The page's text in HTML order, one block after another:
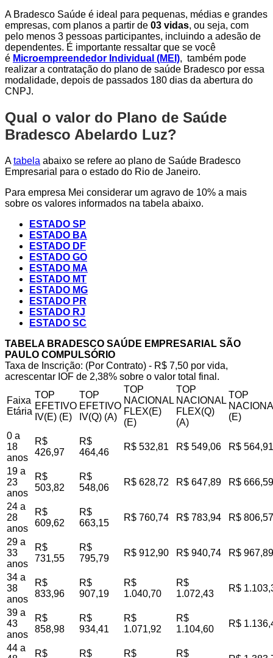
A Bradesco Saúde é ideal para pequenas, médias e grandes
empresas, com planos a partir de 03 vidas, ou seja, com
pelo menos 3 pessoas participantes, incluindo a adesão de
dependentes. É importante ressaltar que se você
é Microempreendedor Individual (MEI), também pode
realizar a contratação do plano de saúde Bradesco por essa
modalidade, depois de passados 180 dias da abertura do
CNPJ.
Qual o valor do Plano de Saúde
Bradesco Abelardo Luz?
Atabela abaixo se refere ao plano de Saúde Bradesco
Empresarial para o estado do Rio de Janeiro.
Para empresa Mei considerar um agravo de 10% a mais
sobre os valores informados na tabela abaixo.
ESTADO SP
ESTADO BA
ESTADO DF
ESTADO GO
ESTADO MA
ESTADO MT
ESTADO MG
ESTADO PR
ESTADO RJ
ESTADO SC
TABELA BRADESCO SAÚDE EMPRESARIAL SÃO
PAULO COMPULSÓRIO
Taxa de Inscrição: (Por Contrato) - R$ 7,50 por vida,
acrescentar IOF de 2,38% sobre o valor total final.
Faixa
Etária
TOP
EFETIVO
IV(E) (E)
TOP
EFETIVO
IV(Q) (A)
TOP
NACIONAL
FLEX(E)
(E)
TOP
NACIONAL
FLEX(Q)
(A)
TOP
(E)
0 a
18
anos
R$
426,97
R$
464,46
R$ 532,81 R$ 549,06 R$ 564,91
19 a
23
anos
R$
503,82
R$
548,06
R$ 628,72 R$ 647,89 R$ 666,59
24 a
28
anos
R$
609,62
R$
663,15
R$ 760,74 R$ 783,94 R$ 806,57
29 a
33
anos
R$
731,55
R$
795,79
R$ 912,90 R$ 940,74 R$ 967,89
34 a
38
anos
R$
833,96
R$
907,19
R$
1.040,70
R$
1.072,43
R$
39 a
43
anos
R$
858,98
R$
934,41
R$
1.071,92
R$
1.104,60
R$
44 a
R$ R$ R$ R$